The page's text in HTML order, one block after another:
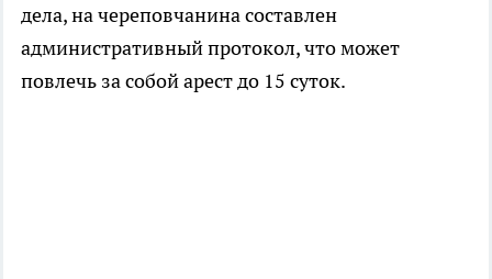
дела, на череповчанина составлен
административный протокол, что может
повлечь за собой арест до 15 суток.